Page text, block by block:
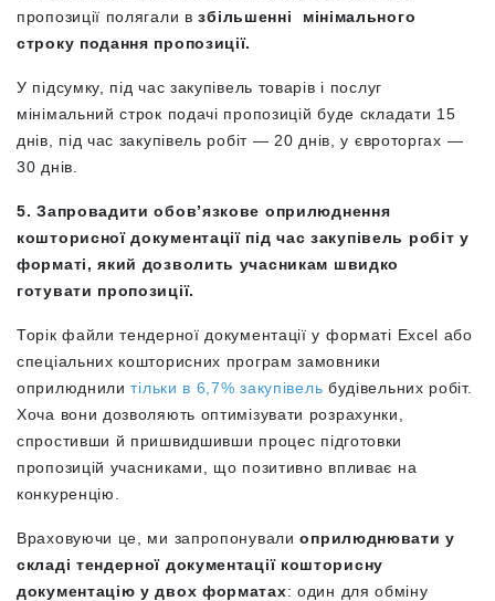
пропозиції полягали в збільшенні мінімального
строку подання пропозиції.
У підсумку, під час закупівель товарів і послуг
мінімальний строк подачі пропозицій буде складати 15
днів, під час закупівель робіт — 20 днів, у євроторгах —
30 днів.
5. Запровадити обов’язкове оприлюднення
кошторисної документації під час закупівель робіт у
форматі, який дозволить учасникам швидко
готувати пропозиції.
Торік файли тендерної документації у форматі Excel або
спеціальних кошторисних програм замовники
оприлюднилитільки в 6,7% закупівель будівельних робіт.
Хоча вони дозволяють оптимізувати розрахунки,
спростивши й пришвидшивши процес підготовки
пропозицій учасниками, що позитивно впливає на
конкуренцію.
Враховуючи це, ми запропонувалиоприлюднювати у
складі тендерної документації кошторисну
документацію у двох форматах: один для обміну